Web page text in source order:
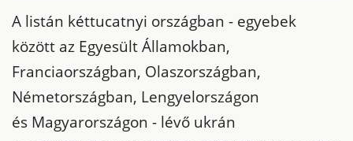
A listán kéttucatnyi országban - egyebek
között az Egyesült Államokban,
Franciaországban, Olaszországban,
Németországban, Lengyelországon
és Magyarországon - lévő ukrán